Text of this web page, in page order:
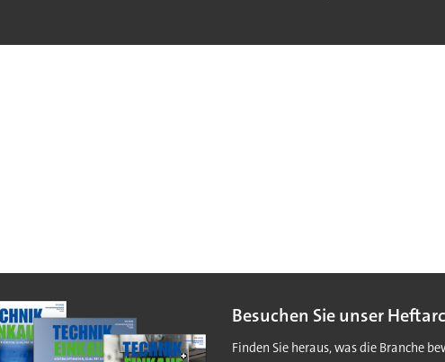
Besuchen Sie unser
Finden Sie heraus, was die Branche